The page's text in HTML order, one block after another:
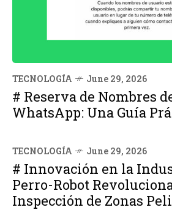
TECNOLOGÍA June 29, 2026
# Reserva de Nombres
WhatsApp: Una Guía
TECNOLOGÍA June 29, 2026
# Innovación en la
Perro-Robot
Inspección de Zonas